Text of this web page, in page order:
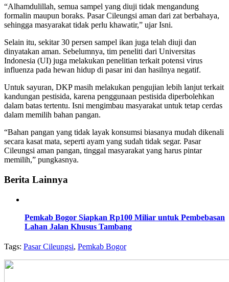
“Alhamdulillah, semua sampel yang diuji tidak mengandung
formalin maupun boraks. Pasar Cileungsi aman dari zat berbahaya,
sehingga masyarakat tidak perlu khawatir,” ujar Isni.
Selain itu, sekitar 30 persen sampel ikan juga telah diuji dan
dinyatakan aman. Sebelumnya, tim peneliti dari Universitas
Indonesia (UI) juga melakukan penelitian terkait potensi virus
influenza pada hewan hidup di pasar ini dan hasilnya negatif.
Untuk sayuran, DKP masih melakukan pengujian lebih lanjut terkait
kandungan pestisida, karena penggunaan pestisida diperbolehkan
dalam batas tertentu. Isni mengimbau masyarakat untuk tetap cerdas
dalam memilih bahan pangan.
“Bahan pangan yang tidak layak konsumsi biasanya mudah dikenali
secara kasat mata, seperti ayam yang sudah tidak segar. Pasar
Cileungsi aman pangan, tinggal masyarakat yang harus pintar
memilih,” pungkasnya.
Berita Lainnya
Pemkab Bogor Siapkan Rp100 Miliar untuk Pembebasan
Lahan Jalan Khusus Tambang
Tags: Pasar Cileungsi, Pemkab Bogor